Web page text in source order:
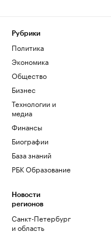
Рубрики
Политика
Экономика
Общество
Бизнес
Технологии и
медиа
Финансы
Биографии
База знаний
РБК Образование
Новости
регионов
Санкт-Петербург
и область